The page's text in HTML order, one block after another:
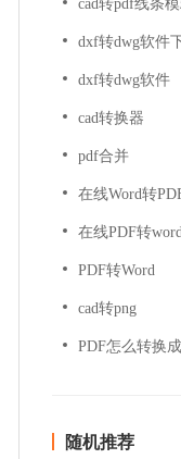
cad转pdf线条
dxf转dwg软件
dxf转dwg软件
cad转换器
pdf合并
在线Word转
在线PDF转
PDF转Word
cad转png
PDF怎么转换
随机推荐